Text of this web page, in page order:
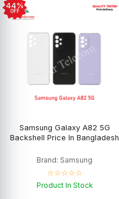
44%
OFF
Samsung Galaxy A82 5G
Backshell Price In Bangladesh
Brand: Samsung
☆☆☆☆☆
Product In Stock